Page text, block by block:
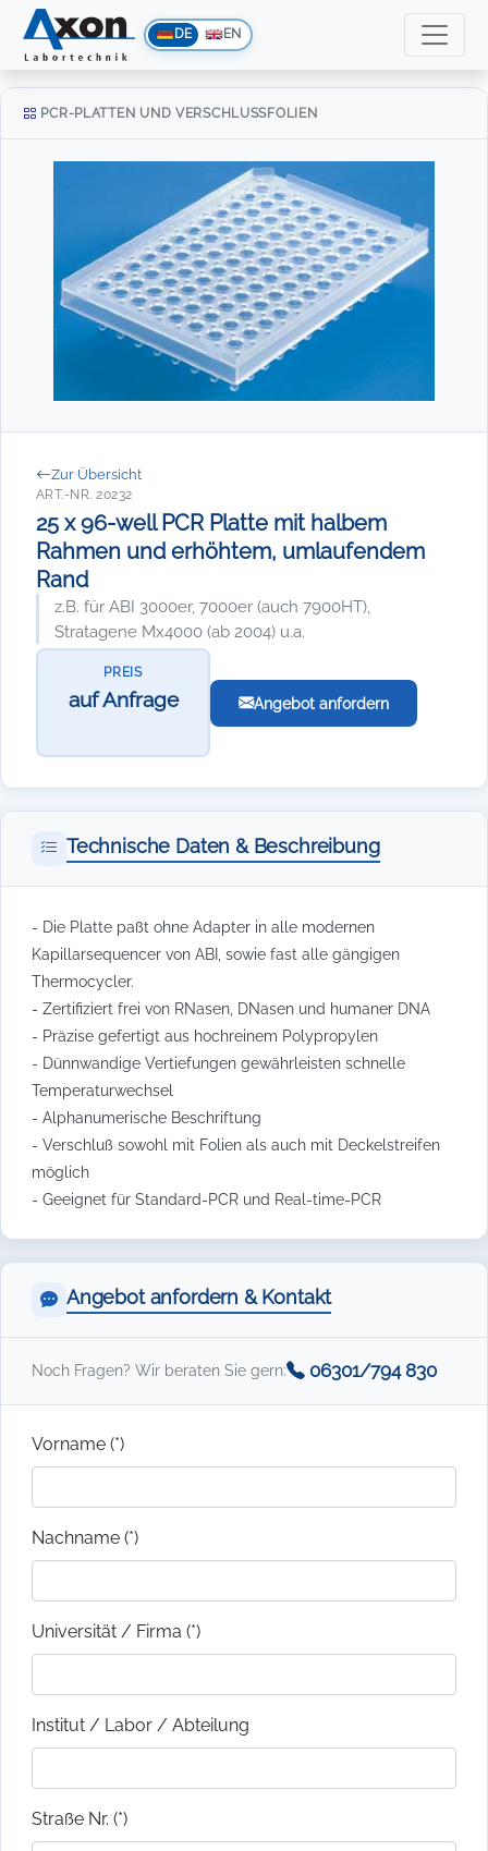
DE EN
PCR-PLATTEN UND VERSCHLUSSFOLIEN
Zur Übersicht
ART.-NR. 20232
25 x 96-well PCR Platte mit halbem
Rahmen und erhöhtem, umlaufendem
Rand
z.B. für ABI 3000er, 7000er (auch 7900HT),
Stratagene Mx4000 (ab 2004) u.a.
PREIS
auf Anfrage Angebot anfordern
Technische Daten & Beschreibung
- Die Platte paßt ohne Adapter in alle modernen
Kapillarsequencer von ABI, sowie fast alle gängigen
Thermocycler.
- Zertifiziert frei von RNasen, DNasen und humaner DNA
- Präzise gefertigt aus hochreinem Polypropylen
- Dünnwandige Vertiefungen gewährleisten schnelle
Temperaturwechsel
- Alphanumerische Beschriftung
- Verschluß sowohl mit Folien als auch mit Deckelstreifen
möglich
- Geeignet für Standard-PCR und Real-time-PCR
Angebot anfordern & Kontakt
Noch Fragen? Wir beraten Sie gern: 06301/794 830
Vorname (*)
Nachname (*)
Universität / Firma (*)
Institut / Labor / Abteilung
Straße Nr. (*)